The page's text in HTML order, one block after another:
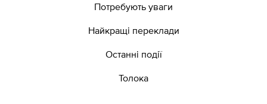
Потребують уваги
Найкращі переклади
Останні події
Толока